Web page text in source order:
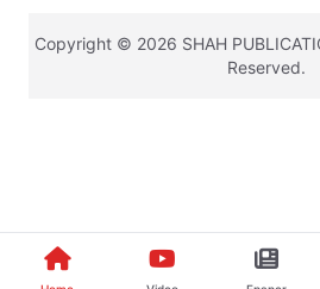
Copyright © 2026 SHAH
Reserved.